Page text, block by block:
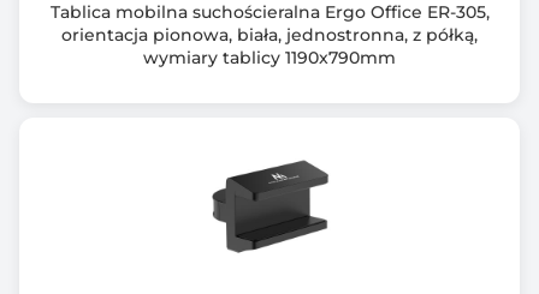
Tablica mobilna suchościeralna Ergo Office ER-305,
orientacja pionowa, biała, jednostronna, z półką,
wymiary tablicy 1190x790mm